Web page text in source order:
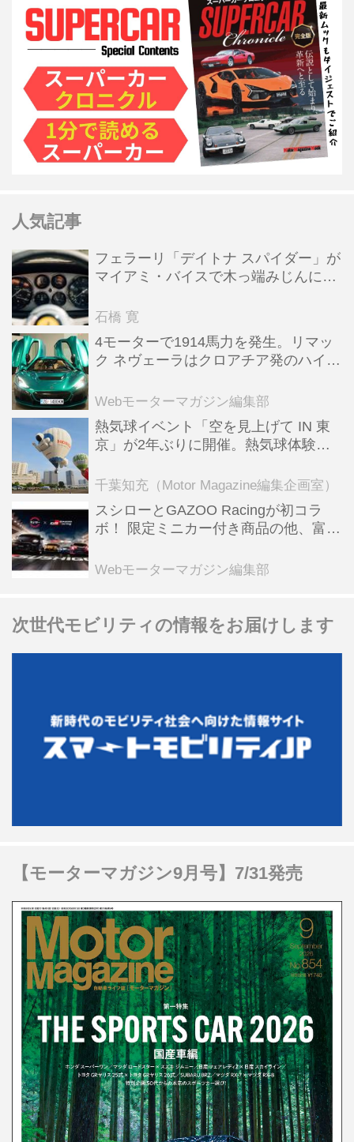
人気記事
フェラーリ「デイトナ スパイダー」が
マイアミ・バイスで木っ端みじんにな
石橋 寛
4モーターで1914馬力を発生。リマッ
ク ネヴェーラはクロアチア発のハイパ
全版／115】
Webモーターマガジン編集部
熱気球イベント「空を見上げて IN 東
京」が2年ぶりに開催。熱気球体験搭
ンテンツも
千葉知充（Motor Magazine編集企画室）
スシローとGAZOO Racingが初コラ
ボ！ 限定ミニカー付き商品の他、富士
る抽選企画などを展開
Webモーターマガジン編集部
次世代モビリティの情報をお届けします
【モーターマガジン9月号】7/31発売